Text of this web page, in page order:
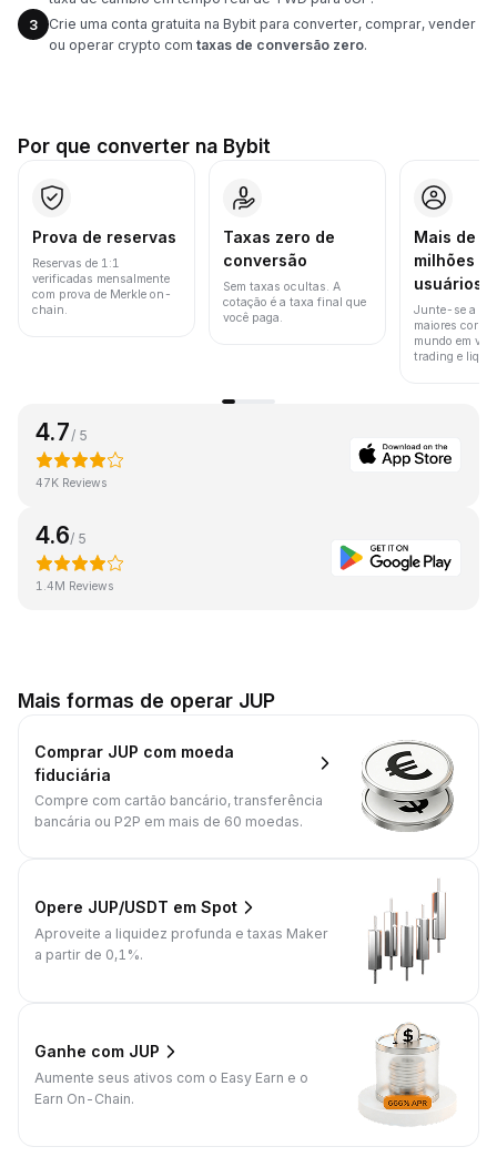
3
Crie uma conta gratuita na Bybit para converter, comprar, vender
ou operar crypto com taxas de conversão zero.
Por que converter na Bybit
Prova de reservas
Reservas de 1:1
verificadas mensalmente
com prova de Merkle on-
chain.
Taxas zero de
conversão
Sem taxas ocultas. A
cotação é a taxa final que
você paga.
Mais de
milhões
usuários
Junte-se a
maiores
mundo em
trading e
4.7 / 5
47K Reviews
4.6/ 5
1.4M Reviews
Mais formas de operar JUP
Comprar JUP com moeda
fiduciária
Compre com cartão bancário, transferência
bancária ou P2P em mais de 60 moedas.
Opere JUP/USDT em Spot
Aproveite a liquidez profunda e taxas Maker
a partir de 0,1%.
Ganhe com JUP
Aumente seus ativos com o Easy Earn e o
Earn On-Chain.